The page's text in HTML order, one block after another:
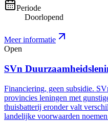
Periode
Doorlopend
Meer informatie
Open
SVn
Financiering, geen subsidie.
provincies leningen met
thuisbatterij eronder valt
landelijke voorwaarden